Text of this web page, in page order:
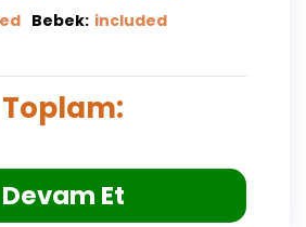
Bebek: included
Toplam:
Devam Et